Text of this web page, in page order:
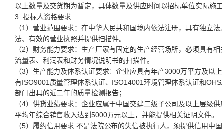
以上数量及交货期为暂定，具体数量及供应时间以招标单位实际施
3. 投标人资格要求
（1）营业范围要求：在中华人民共和国境内依法注册，具有独立
法、有效的营业执照并提供扫描件。
（2）财务能力要求：生产厂家有固定的生产经营场所，必须具有
流量表、利润表和财务情况说明书的扫描件。
（3）生产能力及体系认证要求：企业应具有年产3000万平方及以
有ISO9001质量管理体系认证、ISO14001环境管理体系认证和
部门出具的近二年的质量检测报告；
（4）供货业绩要求：企业应属于中国交建二级子公司及以上层级
平均年综合销售收入达到5000万元以上，并能提供相关证明文件。
（5）履约信用要求:不是法院公布的失信被执行人，须提供信用中